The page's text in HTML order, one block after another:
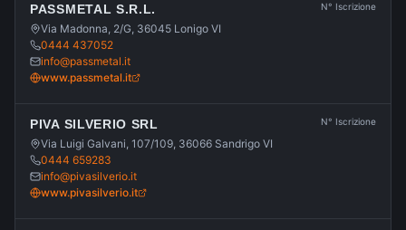
PASSMETAL S.R.L.
Via Madonna, 2/G, 36045 Lonigo VI
0444 437052
info@passmetal.it
www.passmetal.it
N° Iscrizione
PIVA SILVERIO SRL
Via Luigi Galvani, 107/109, 36066 Sandrigo VI
0444 659283
info@pivasilverio.it
www.pivasilverio.it
N° Iscrizione